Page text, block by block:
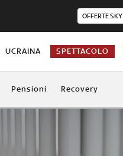
OFFERTE SKY
UCRAINA SPETTACOLO
Pensioni Recovery